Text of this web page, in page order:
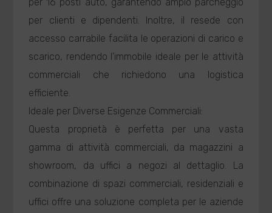
per clienti e dipendenti. Inoltre, il resede con
accesso carrabile facilita le operazioni di carico e
scarico, rendendo l'immobile ideale per le attività
commerciali che richiedono una logistica
efficiente.
Ideale per Diverse Esigenze Commerciali:
Questa proprietà è perfetta per una vasta
gamma di attività commerciali, da magazzini a
showroom, da uffici a negozi al dettaglio. La
combinazione di spazi commerciali, residenziali e
uffici offre una soluzione completa per le aziende